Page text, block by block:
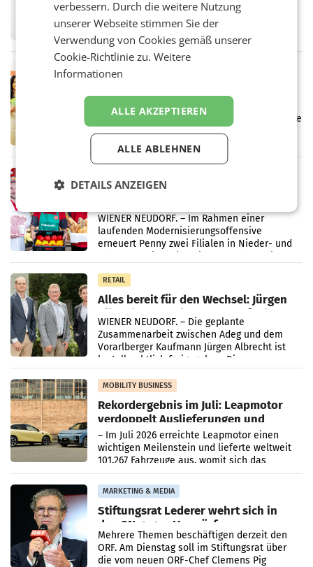
UNTERFÖHRING/MAILAND/AMSTERDAM. Der
Fernsehkonzern ProSiebenSat.1 hat im
wieder Gewinn gemacht und die
Markterwartung deutlich übertroffen.
Müller informieren am POS über
Kreislauffähigkeit
Über den gesamten August hinweg rücken die
Altstoff Recycling Austria AG (ARA) und der
Handelskonzern Müller die Initiative
„Kreislauf-Helden“ in allen österreichischen
WIENER NEUDORF. – Im Rahmen einer
laufenden Modernisierungsoffensive
erneuert Penny zwei Filialen in Nieder- und
RETAIL
Alles bereit für den Wechsel: Jürgen
Albrecht setzt ab 1.1.2027 auf Adeg
WIENER NEUDORF. – Die geplante
Zusammenarbeit zwischen Adeg und dem
Vorarlberger Kaufmann Jürgen Albrecht ist
kartellrechtlich freigegeben: Die
Bundeswettbewerbsbehörde und der
Bundeskartellanwalt
MOBILITY BUSINESS
Rekordergebnis im Juli: Leapmotor
verdoppelt Auslieferungen und
überschreitet die 100.000er-Marke
– Im Juli 2026 erreichte Leapmotor einen
wichtigen Meilenstein und lieferte weltweit
101.267 Fahrzeuge aus, womit sich das
Ergebnis gegenüber Juli 2025 mehr als
verdoppelte (+102
MARKETING & MEDIA
Stiftungsrat Lederer wehrt sich in
den SN gegen Vorwürfe
Mehrere Themen beschäftigen derzeit den
ORF. Am Dienstag soll im Stiftungsrat über
die vom neuen ORF-Chef Clemens Pig
verbessern. Durch die weitere Nutzung
unserer Webseite stimmen Sie der
Verwendung von Cookies gemäß unserer
Cookie-Richtlinie zu.Weitere
Informationen
ALLE AKZEPTIEREN
ALLE ABLEHNEN
DETAILS ANZEIGEN